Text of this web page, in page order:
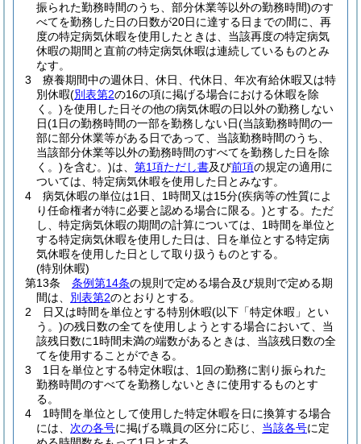
振られた勤務時間のうち、部分休業等以外の勤務時間)のす
べてを勤務した日の日数が20日に達する日までの間に、再
度の特定病気休暇を使用したときは、当該再度の特定病気
休暇の期間と直前の特定病気休暇は連続しているものとみ
なす。
3
療養期間中の週休日、休日、代休日、年次有給休暇又は特
別休暇(別表第2の16の項に掲げる場合における休暇を除
く。)を使用した日その他の病気休暇の日以外の勤務しない
日(1日の勤務時間の一部を勤務しない日(当該勤務時間の一
部に部分休業等がある日であって、当該勤務時間のうち、
当該部分休業等以外の勤務時間のすべてを勤務した日を除
く。)を含む。)は、 第1項ただし書及び前項の規定の適用に
ついては、特定病気休暇を使用した日とみなす。
4
病気休暇の単位は1日、1時間又は15分(疾病等の性質によ
り任命権者が特に必要と認める場合に限る。)とする。 ただ
し、特定病気休暇の期間の計算については、1時間を単位と
する特定病気休暇を使用した日は、日を単位とする特定病
気休暇を使用した日として取り扱うものとする。
(特別休暇)
第13条
条例第14条の規則で定める場合及び規則で定める期
間は、 別表第2のとおりとする。
2
日又は時間を単位とする特別休暇(以下「特定休暇」とい
う。)の残日数の全てを使用しようとする場合において、当
該残日数に1時間未満の端数があるときは、当該残日数の全
てを使用することができる。
3
1日を単位とする特定休暇は、1回の勤務に割り振られた
勤務時間のすべてを勤務しないときに使用するものとす
る。
4
1時間を単位として使用した特定休暇を日に換算する場合
には、 次の各号に掲げる職員の区分に応じ、 当該各号に定